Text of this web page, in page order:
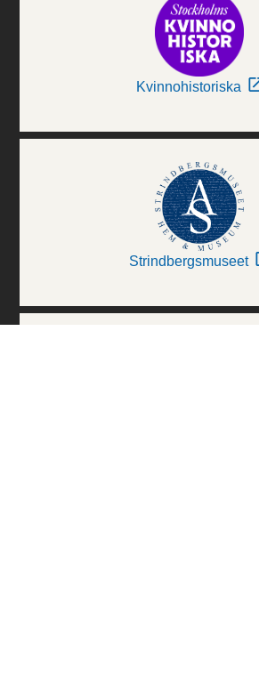
Kvinnohistoriska
Strindbergsmuseet